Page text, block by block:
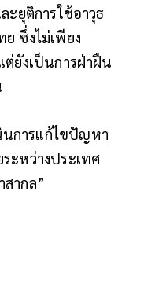
ะยุติการใช้อาวุธ
ซึ่งไม่เพียง
ต่ยังเป็นการฝ่าฝืน
การแก้ไขปัญหา
ะหว่างประเทศ
ากล”